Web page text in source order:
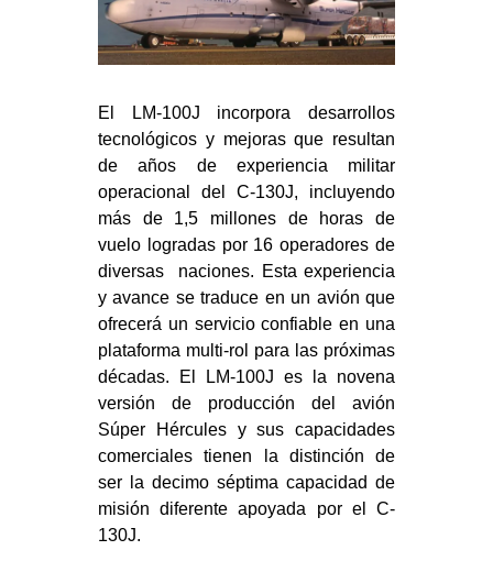
El LM-100J incorpora desarrollos
tecnológicos y mejoras que resultan
de años de experiencia militar
operacional del C-130J, incluyendo
más de 1,5 millones de horas de
vuelo logradas por 16 operadores de
diversas naciones. Esta experiencia
y avance se traduce en un avión que
ofrecerá un servicio confiable en una
plataforma multi-rol para las próximas
décadas. El LM-100J es la novena
versión de producción del avión
Súper Hércules y sus capacidades
comerciales tienen la distinción de
ser la decimo séptima capacidad de
misión diferente apoyada por el C-
130J.